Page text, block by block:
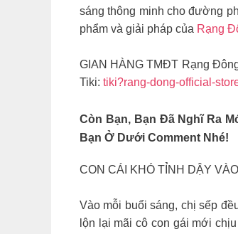
sáng thông minh cho đường
phẩm và giải pháp của Rạng
GIAN HÀNG TMĐT Rạng
Tiki: tiki?rang-dong-official-
Còn Bạn, Bạn Đã Nghĩ Ra
Bạn Ở Dưới Comment Nhé!
CON CÁI KHÓ TỈNH DẬY
Vào mỗi buổi sáng, chị sếp
lộn lại mãi cô con gái mới